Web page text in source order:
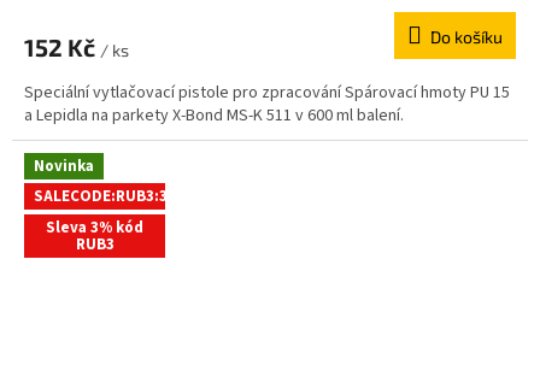
152 Kč / ks
Do košíku
Speciální vytlačovací pistole pro zpracování Spárovací hmoty PU 15
a Lepidla na parkety X-Bond MS-K 511 v 600 ml balení.
Novinka
SALECODE:RUB3:3:%
Sleva 3% kód
RUB3